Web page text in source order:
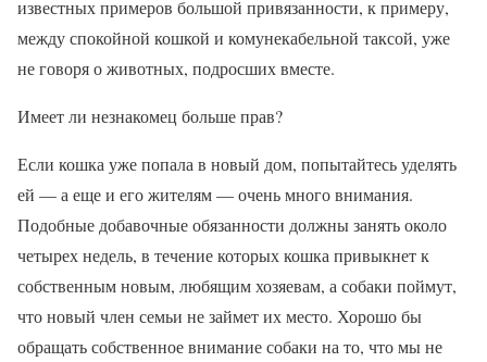
известных примеров большой привязанности, к примеру,
между спокойной кошкой и комунекабельной таксой, уже
не говоря о животных, подросших вместе.
Имеет ли незнакомец больше прав?
Если кошка уже попала в новый дом, попытайтесь уделять
ей — а еще и его жителям — очень много внимания.
Подобные добавочные обязанности должны занять около
четырех недель, в течение которых кошка привыкнет к
собственным новым, любящим хозяевам, а собаки поймут,
что новый член семьи не займет их место. Хорошо бы
обращать собственное внимание собаки на то, что мы не